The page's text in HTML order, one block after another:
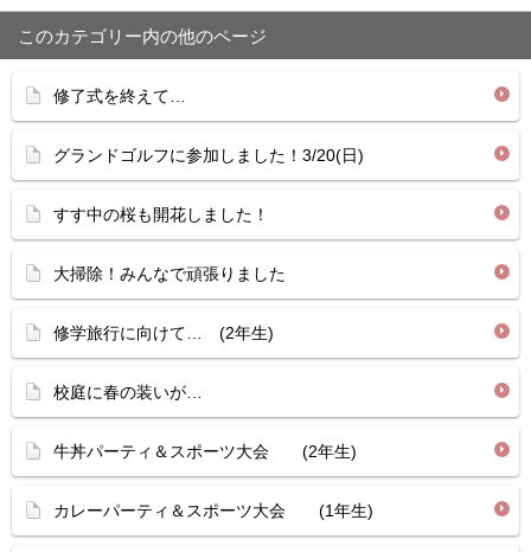
このカテゴリー内の他のページ
修了式を終えて…
グランドゴルフに参加しました！3/20(日)
すす中の桜も開花しました！
大掃除！みんなで頑張りました
修学旅行に向けて… (2年生)
校庭に春の装いが…
牛丼パーティ＆スポーツ大会 (2年生)
カレーパーティ＆スポーツ大会 (1年生)